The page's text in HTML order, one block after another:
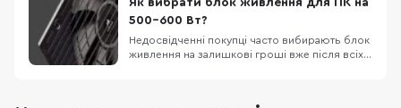
корпусів для ПК. Великий БЖ просто не
Як вибрати блок живлення для ПК на
500-600 Вт?
Недосвідченні покупці часто вибирають блок
живлення на залишкові гроші вже після всіх